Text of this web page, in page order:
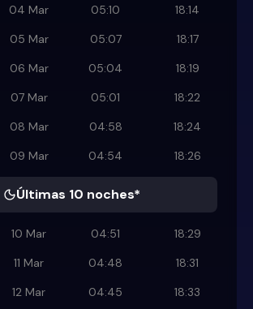
04 Mar 05:10
18:14
05 Mar 05:07
18:17
06 Mar 05:04
18:19
07 Mar 05:01
18:22
08 Mar 04:58
18:24
09 Mar 04:54 18:26
Últimas 10 noches*
10 Mar 04:51
18:29
11 Mar 04:48
18:31
12 Mar 04:45
18:33